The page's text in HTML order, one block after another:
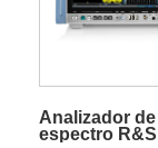
Analizador
espectro